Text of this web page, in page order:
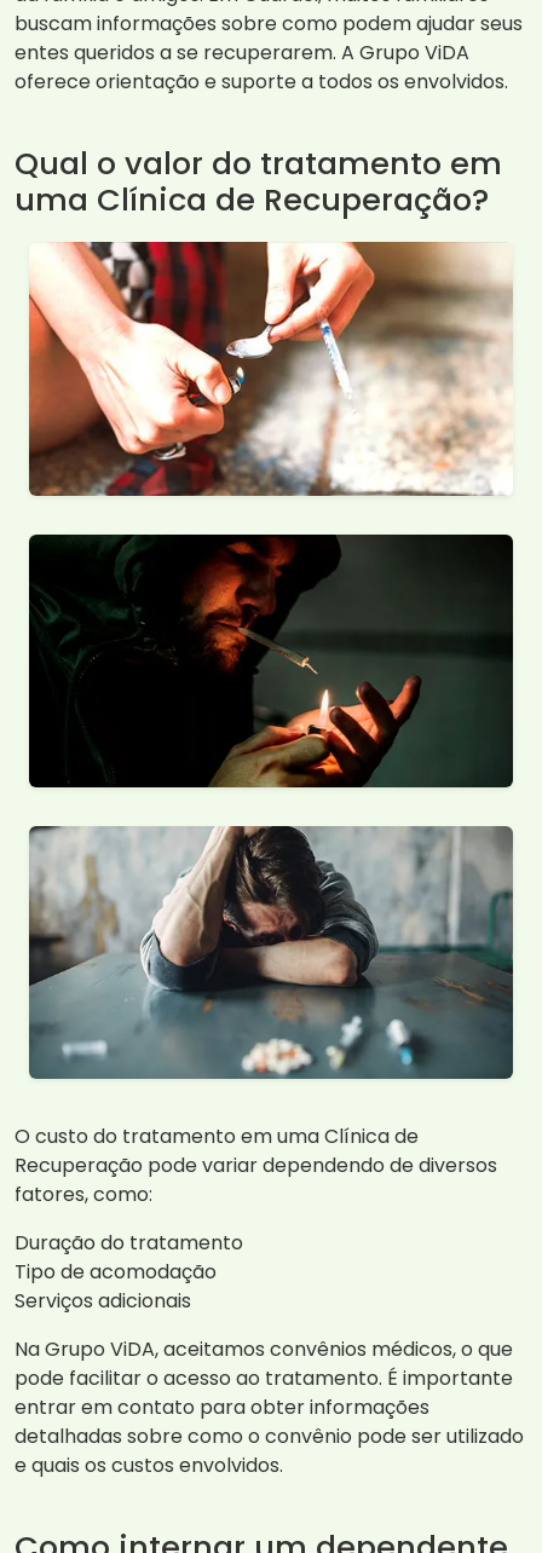
buscam informações sobre como podem ajudar seus
entes queridos a se recuperarem. A Grupo ViDA
oferece orientação e suporte a todos os envolvidos.
Qual o valor do tratamento em
uma Clínica de Recuperação?
O custo do tratamento em uma Clínica de
Recuperação pode variar dependendo de diversos
fatores, como:
Duração do tratamento
Tipo de acomodação
Serviços adicionais
Na Grupo ViDA, aceitamos convênios médicos, o que
pode facilitar o acesso ao tratamento. É importante
entrar em contato para obter informações
detalhadas sobre como o convênio pode ser utilizado
e quais os custos envolvidos.